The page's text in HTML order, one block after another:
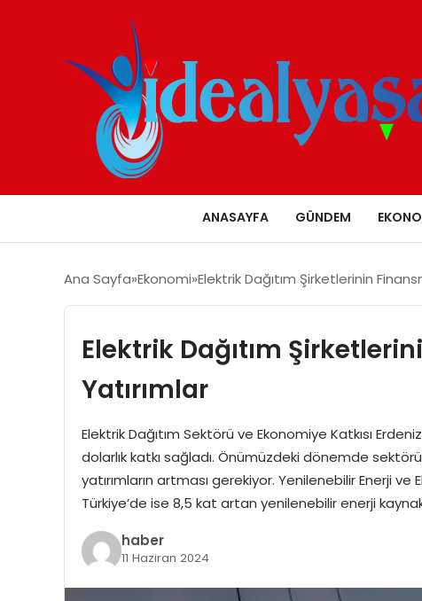
ANASAYFA GÜNDEM
Ana Sayfa Ekonomi Elektrik Dağıtım Şirketlerinin
Elektrik Dağıtım
Yatırımlar
Elektrik Dağıtım Sektörü ve Ekonomiye Katkısı
dolarlık katkı sağladı. Önümüzdeki dönemde
yatırımların artması gerekiyor. Yenilenebilir Enerji
Türkiye’de ise 8,5 kat artan yenilenebilir enerji
haber
11 Haziran 2024